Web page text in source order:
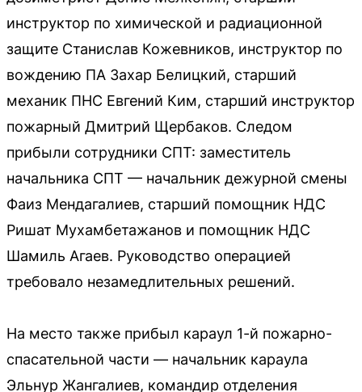
инструктор по химической и радиационной
защите Станислав Кожевников, инструктор по
вождению ПА Захар Белицкий, старший
механик ПНС Евгений Ким, старший инструктор
пожарный Дмитрий Щербаков. Следом
прибыли сотрудники СПТ: заместитель
начальника СПТ — начальник дежурной смены
Фаиз Мендагалиев, старший помощник НДС
Ришат Мухамбетажанов и помощник НДС
Шамиль Агаев. Руководство операцией
требовало незамедлительных решений.
На место также прибыл караул 1-й пожарно-
спасательной части — начальник караула
Эльнур Жангалиев, командир отделения